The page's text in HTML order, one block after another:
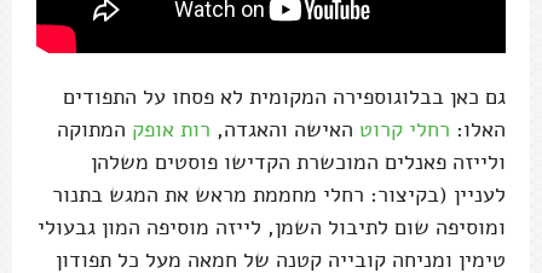
גם כאן בבלוגוספירה המקומית לא פסחו על התפודים
האלו: רחלי קרוט האישה והאגדה, רות אופק המתוקה
ולייזה פאנלים המוכשרת הקדישו פוסטים משלהן
לעניין (בקיצור: רחלי מחממת מראש את המגש בתנור
ומוסיפה שום לתיבול השמן, לייזה מוסיפה המון גבעולי
טימין ומניחה קובייה קטנה של חמאה מעל כל תפודון